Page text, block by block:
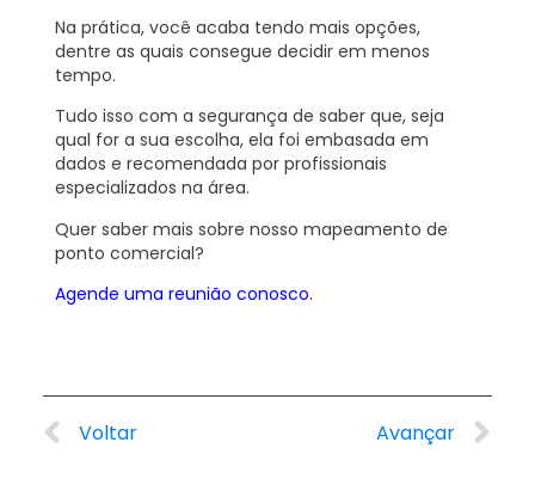
Na prática, você acaba tendo mais opções,
dentre as quais consegue decidir em menos
tempo.
Tudo isso com a segurança de saber que, seja
qual for a sua escolha, ela foi embasada em
dados e recomendada por profissionais
especializados na área.
Quer saber mais sobre nosso mapeamento de
ponto comercial?
Agende uma reunião conosco.
Voltar Avançar